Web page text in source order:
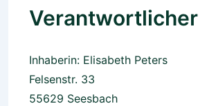
Verantwortlicher
Inhaberin: Elisabeth Peters
Felsenstr. 33
55629 Seesbach